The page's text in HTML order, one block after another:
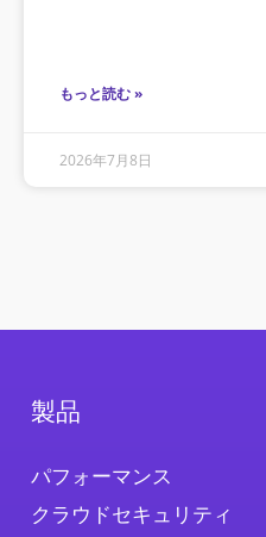
もっと読む »
2026年7月8日
製品
パフォーマンス
クラウドセキュリティ